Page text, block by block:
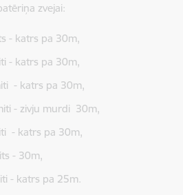
zvejai:
- katrs pa 30m,
- katrs pa 30m,
- katrs pa 30m,
- zivju murdi 30m,
- katrs pa 30m,
30m,
- katrs pa 25m.